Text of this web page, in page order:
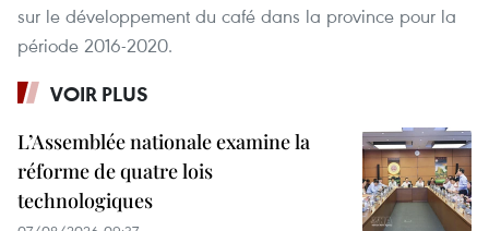
sur le développement du café dans la province pour la
période 2016-2020.
VOIR PLUS
L’Assemblée nationale examine la
réforme de quatre lois
technologiques